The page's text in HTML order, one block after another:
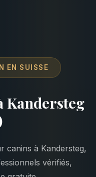
EN SUISSE
Kandersteg
canins à Kandersteg,
vérifiés,